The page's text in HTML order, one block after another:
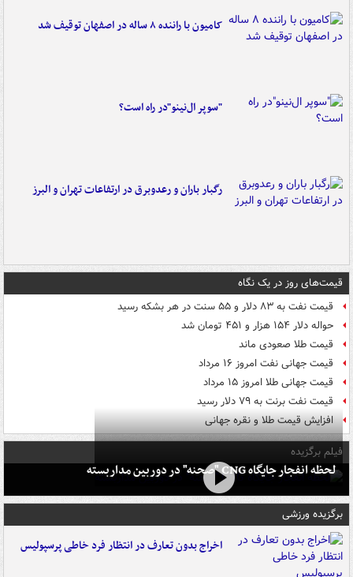
کامیون با راننده ۸ ساله در اصفهان توقیف شد
"سوپر ال‌نینو"در راه است؟
رگبار باران و رعدوبرق در ارتفاعات تهران و البرز
قیمت‌های روز در یک نگاه
قیمت نفت به ۸۳ دلار و ۵۵ سنت در هر بشکه رسید
حواله دلار ۱۵۴ هزار و ۴۵۱ تومان شد
قیمت طلا صعودی ماند
قیمت جهانی نفت امروز ۱۶ مرداد
قیمت جهانی طلا امروز ۱۵ مرداد
قیمت نفت برنت به ۷۹ دلار رسید
افزایش قیمت طلا و نقره جهانی
فیلم برگزیده
لحظه انفجار جایگاه CNG "صحنه" در دوربین مداربسته
برگزیده ورزشی
اخراج بدون تعارف در انتظار فرد خاطی پرسپولیس